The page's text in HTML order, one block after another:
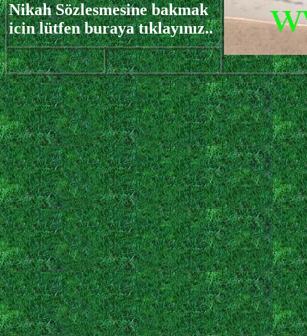
Nikah Sözlesmesine bakmak
icin lütfen buraya tıklayınız..